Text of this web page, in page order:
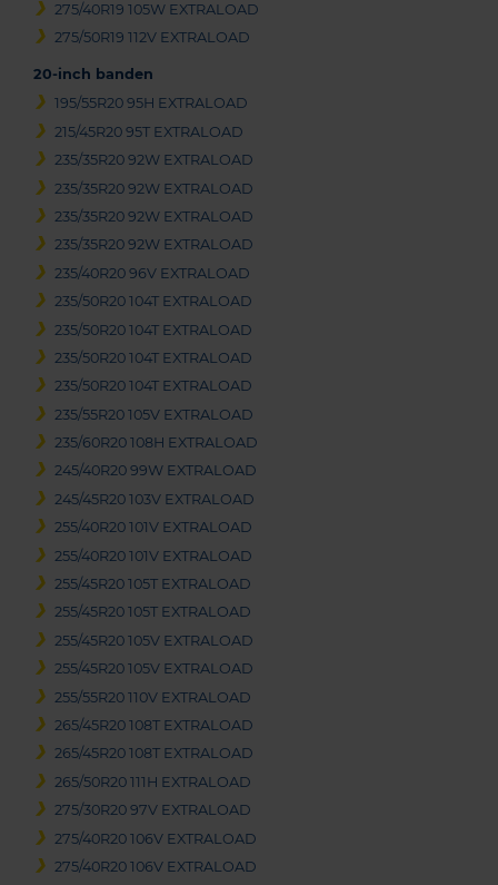
275/40R19 105W EXTRALOAD
275/50R19 112V EXTRALOAD
20-inch banden
195/55R20 95H EXTRALOAD
215/45R20 95T EXTRALOAD
235/35R20 92W EXTRALOAD
235/35R20 92W EXTRALOAD
235/35R20 92W EXTRALOAD
235/35R20 92W EXTRALOAD
235/40R20 96V EXTRALOAD
235/50R20 104T EXTRALOAD
235/50R20 104T EXTRALOAD
235/50R20 104T EXTRALOAD
235/50R20 104T EXTRALOAD
235/55R20 105V EXTRALOAD
235/60R20 108H EXTRALOAD
245/40R20 99W EXTRALOAD
245/45R20 103V EXTRALOAD
255/40R20 101V EXTRALOAD
255/40R20 101V EXTRALOAD
255/45R20 105T EXTRALOAD
255/45R20 105T EXTRALOAD
255/45R20 105V EXTRALOAD
255/45R20 105V EXTRALOAD
255/55R20 110V EXTRALOAD
265/45R20 108T EXTRALOAD
265/45R20 108T EXTRALOAD
265/50R20 111H EXTRALOAD
275/30R20 97V EXTRALOAD
275/40R20 106V EXTRALOAD
275/40R20 106V EXTRALOAD